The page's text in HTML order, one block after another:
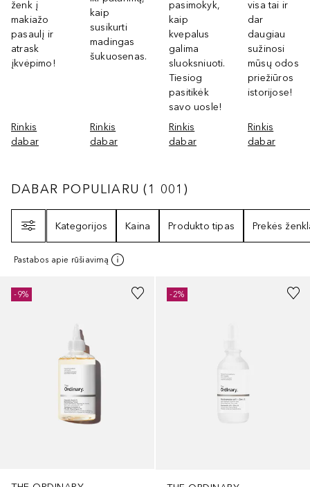
ženk į
makiažo
pasaulį ir
atrask
įkvėpimo!
Rinkis
dabar
kaip
susikurti
madingas
šukuosenas.
Rinkis
dabar
pasimokyk,
kaip
kvepalus
galima
sluoksniuoti.
Tiesiog
pasitikėk
savo uosle!
Rinkis
dabar
visa tai ir
dar
daugiau
sužinosi
mūsų odos
priežiūros
istorijose!
Rinkis
dabar
DABAR POPULIARU 1001REZULTATAI
DABAR POPULIARU (1 001 )
Kategorijos
Kaina Produkto tipas Prekės
Pastabos apie rūšiavimą
-9% -2%